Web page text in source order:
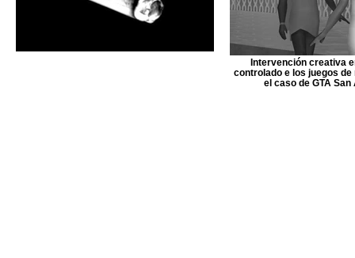
Intervención creativa
controlado e los juegos
el caso de GTA San